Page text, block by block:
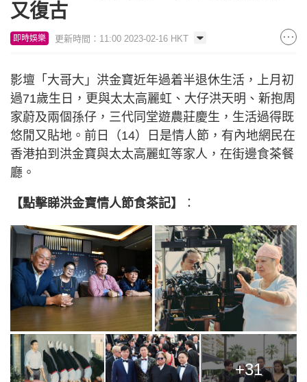
又復古
即時娛樂 更新時間：11:00 2023-02-16 HKT
影壇「大哥大」洪金寶近年過着半退休生活，上月初
過71歲生日，更與太太高麗虹、大仔洪天明、新抱周
家蔚及兩個孫仔，三代同堂遊農莊慶生，生活過得既
悠閒又貼地。前日（14）日是情人節，有內地網民在
香港拍到洪金寶與太太高麗虹等家人，在街邊食茶餐
廳。
【點擊睇洪金寶情人節食茶記】 ：
+31